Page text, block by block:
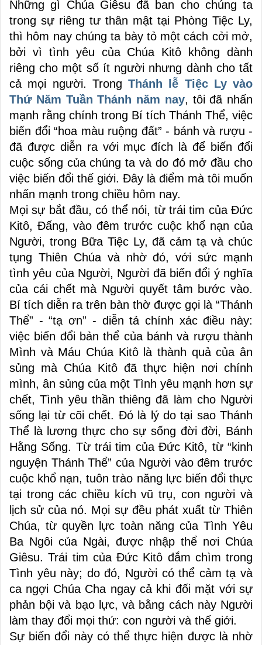
Những gì Chúa Giêsu đã ban cho chúng ta
trong sự riêng tư thân mật tại Phòng Tiệc Ly,
thì hôm nay chúng ta bày tỏ một cách cởi mở,
bởi vì tình yêu của Chúa Kitô không dành
riêng cho một số ít người nhưng dành cho tất
cả mọi người. Trong Thánh lễ Tiệc Ly vào
Thứ Năm Tuần Thánh năm nay, tôi đã nhấn
mạnh rằng chính trong Bí tích Thánh Thể, việc
biến đổi “hoa màu ruộng đất” - bánh và rượu -
đã được diễn ra với mục đích là để biến đổi
cuộc sống của chúng ta và do đó mở đầu cho
việc biến đổi thế giới. Đây là điểm mà tôi muốn
nhấn mạnh trong chiều hôm nay.
Mọi sự bắt đầu, có thể nói, từ trái tim của Đức
Kitô, Đấng, vào đêm trước cuộc khổ nạn của
Người, trong Bữa Tiệc Ly, đã cảm tạ và chúc
tụng Thiên Chúa và nhờ đó, với sức mạnh
tình yêu của Người, Người đã biến đổi ý nghĩa
của cái chết mà Người quyết tâm bước vào.
Bí tích diễn ra trên bàn thờ được gọi là “Thánh
Thể” - “tạ ơn” - diễn tả chính xác điều này:
việc biến đổi bản thể của bánh và rượu thành
Mình và Máu Chúa Kitô là thành quả của ân
sủng mà Chúa Kitô đã thực hiện nơi chính
mình, ân sủng của một Tình yêu mạnh hơn sự
chết, Tình yêu thần thiêng đã làm cho Người
sống lại từ cõi chết. Đó là lý do tại sao Thánh
Thể là lương thực cho sự sống đời đời, Bánh
Hằng Sống. Từ trái tim của Đức Kitô, từ “kinh
nguyện Thánh Thể” của Người vào đêm trước
cuộc khổ nạn, tuôn trào năng lực biến đổi thực
tại trong các chiều kích vũ trụ, con người và
lịch sử của nó. Mọi sự đều phát xuất từ Thiên
Chúa, từ quyền lực toàn năng của Tình Yêu
Ba Ngôi của Ngài, được nhập thể nơi Chúa
Giêsu. Trái tim của Đức Kitô đắm chìm trong
Tình yêu này; do đó, Người có thể cảm tạ và
ca ngợi Chúa Cha ngay cả khi đối mặt với sự
phản bội và bạo lực, và bằng cách này Người
làm thay đổi mọi thứ: con người và thế giới.
Sự biến đổi này có thể thực hiện được là nhờ